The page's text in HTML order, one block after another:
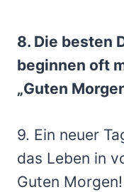
8. Die besten
beginnen oft
„Guten
9. Ein neuer
das Leben in
Guten Morgen!